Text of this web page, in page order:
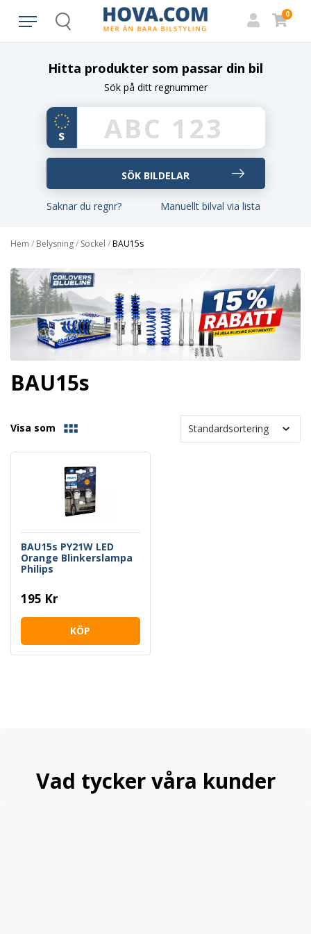
Search
0
Hitta produkter som passar din bil
Sök på ditt regnummer
Saknar du regnr? Manuellt bilval via lista
Hem / Belysning/ Sockel /BAU15s
BAU15s
Visa som
BAU15s PY21W LED
Orange Blinkerslampa
Philips
195 Kr
KÖP
Vad tycker våra kunder